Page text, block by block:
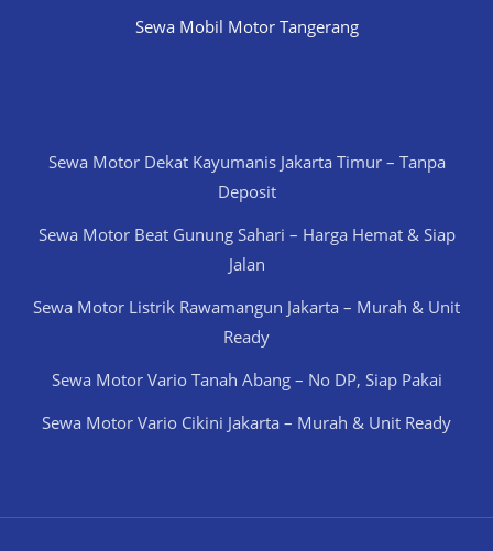
Sewa Mobil Motor Tangerang
Sewa Motor Dekat Kayumanis Jakarta Timur – Tanpa
Deposit
Sewa Motor Beat Gunung Sahari – Harga Hemat & Siap
Jalan
Sewa Motor Listrik Rawamangun Jakarta – Murah & Unit
Ready
Sewa Motor Vario Tanah Abang – No DP, Siap Pakai
Sewa Motor Vario Cikini Jakarta – Murah & Unit Ready